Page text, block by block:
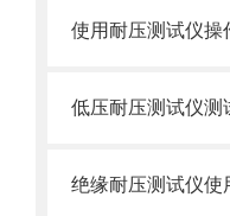
使用耐压测试仪操